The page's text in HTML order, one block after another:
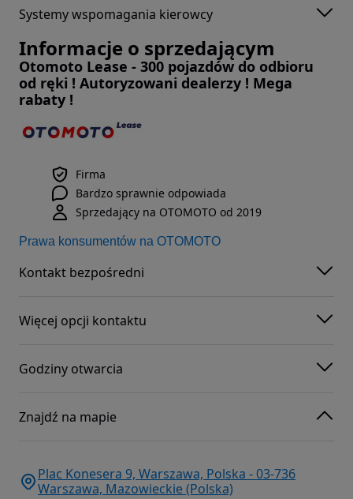
Systemy wspomagania kierowcy
Informacje o sprzedającym
Otomoto Lease - 300 pojazdów do odbioru
od ręki ! Autoryzowani dealerzy ! Mega
rabaty !
Firma
Bardzo sprawnie odpowiada
Sprzedający na OTOMOTO od 2019
Prawa konsumentów na OTOMOTO
Kontakt bezpośredni
Więcej opcji kontaktu
Godziny otwarcia
Znajdź na mapie
Plac Konesera 9, Warszawa, Polska - 03-736
Warszawa, Mazowieckie (Polska)